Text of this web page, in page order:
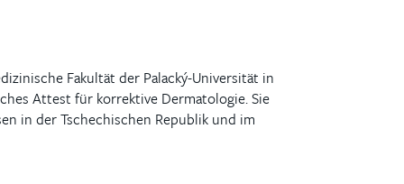
Fakultät der Palacký-Universität in
Attest für korrektive Dermatologie. Sie
in der Tschechischen Republik und im